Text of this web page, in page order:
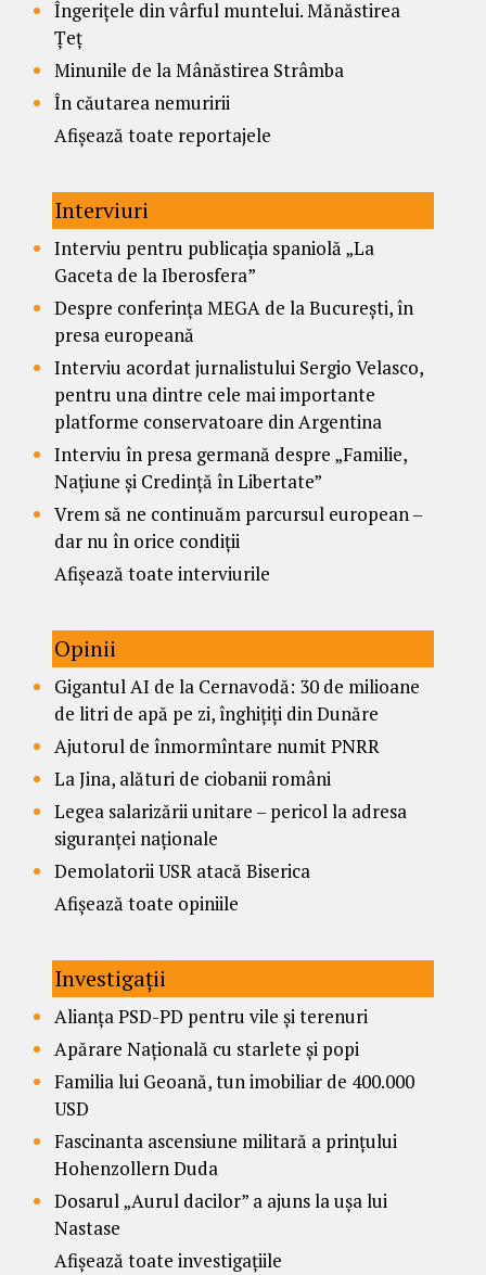
Îngerițele din vârful muntelui. Mănăstirea
Țeț
Minunile de la Mânăstirea Strâmba
În căutarea nemuririi
Afișează toate reportajele
Interviuri
Interviu pentru publicația spaniolă „La
Gaceta de la Iberosfera”
Despre conferința MEGA de la București, în
presa europeană
Interviu acordat jurnalistului Sergio Velasco,
pentru una dintre cele mai importante
platforme conservatoare din Argentina
Interviu în presa germană despre „Familie,
Națiune și Credință în Libertate”
Vrem să ne continuăm parcursul european –
dar nu în orice condiții
Afișează toate interviurile
Opinii
Gigantul AI de la Cernavodă: 30 de milioane
de litri de apă pe zi, înghițiți din Dunăre
Ajutorul de înmormîntare numit PNRR
La Jina, alături de ciobanii români
Legea salarizării unitare – pericol la adresa
siguranței naționale
Demolatorii USR atacă Biserica
Afișează toate opiniile
Investigații
Alianța PSD-PD pentru vile și terenuri
Apărare Națională cu starlete și popi
Familia lui Geoană, tun imobiliar de 400.000
USD
Fascinanta ascensiune militară a prințului
Hohenzollern Duda
Dosarul „Aurul dacilor” a ajuns la ușa lui
Nastase
Afișează toate investigațiile